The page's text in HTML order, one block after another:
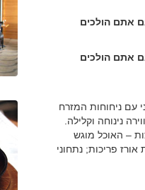
אתם הולכים
אתם הולכים
עם ניחוחות המזרח
נינוחה וקלילה.
– האוכל מוגש
פריכות; נתחוני